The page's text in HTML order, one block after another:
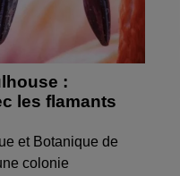
:
les flamants
et Botanique de
colonie